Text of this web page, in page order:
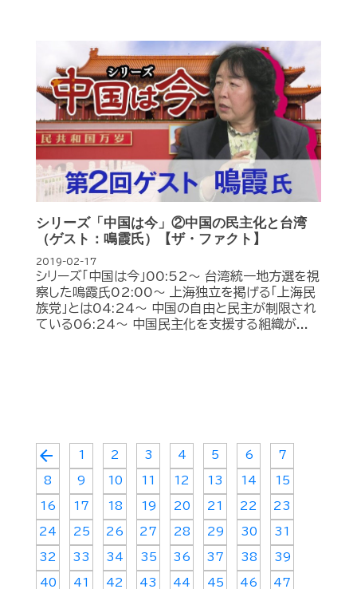
シリーズ「中国は今」②中国の民主化と台湾
（ゲスト：鳴霞氏）【ザ・ファクト】
2019-02-17
シリーズ「中国は今」00:52～ 台湾統一地方選を視
察した鳴霞氏02:00～ 上海独立を掲げる「上海民
族党」とは04:24～ 中国の自由と民主が制限され
ている06:24～ 中国民主化を支援する組織が...
arrow_back 1 2 3 4 5 6 7
8 9 10 11 12 13 14 15
16 17 18 19 20 21 22 23
24 25 26 27 28 29 30 31
32 33 34 35 36 37 38 39
40 41 42 43 44 45 46 47